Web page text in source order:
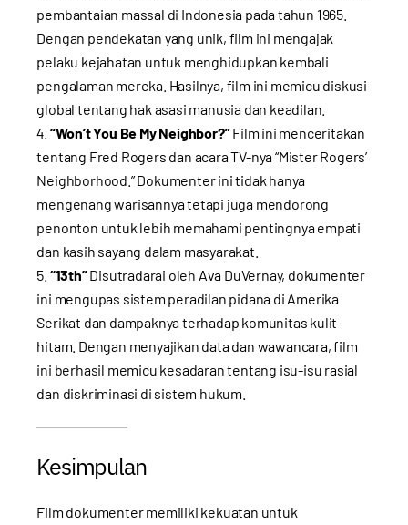
pembantaian massal di Indonesia pada tahun 1965.
Dengan pendekatan yang unik, film ini mengajak
pelaku kejahatan untuk menghidupkan kembali
pengalaman mereka. Hasilnya, film ini memicu diskusi
global tentang hak asasi manusia dan keadilan.
“Won’t You Be My Neighbor?”Film ini menceritakan
tentang Fred Rogers dan acara TV-nya “Mister Rogers’
Neighborhood.” Dokumenter ini tidak hanya
mengenang warisannya tetapi juga mendorong
penonton untuk lebih memahami pentingnya empati
dan kasih sayang dalam masyarakat.
“13th”Disutradarai oleh Ava DuVernay, dokumenter
ini mengupas sistem peradilan pidana di Amerika
Serikat dan dampaknya terhadap komunitas kulit
hitam. Dengan menyajikan data dan wawancara, film
ini berhasil memicu kesadaran tentang isu-isu rasial
dan diskriminasi di sistem hukum.
Kesimpulan
Film dokumenter memiliki kekuatan untuk